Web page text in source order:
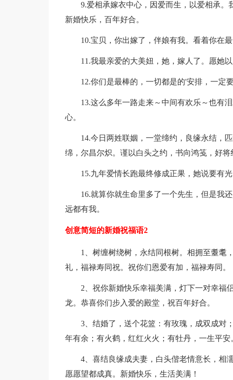
9.爱相承嫁衣中心，因爱而生，以爱相承
新婚快乐，百年好合。
10.宝贝，你出嫁了，伴娘有我。看着你在
11.我最亲爱的大美妞，她，嫁人了。愿她
12.你们是最棒的，一切都是的'安排，一定
13.这么多年一路走来～中间有欢乐～也有
心。
14.今日两姓联姻，一堂缔约，良缘永结，
绵，尔昌尔炽。谨以白头之约，书向鸿笺，好将
15.九年爱情长跑最终修成正果，她说要有
16.就算你就生命里多了一个先生，但是我
远都有我。
创意简短的新婚祝福语2
1、树缠树绕树，永结同根树。相拥至耋耄
礼，福禄寿同祝。祝你们恩爱有加，福禄寿同。
2、祝你新婚快乐幸福美满，灯下一对幸福
龙。恭喜你们步入爱的殿堂，祝百年好合。
3、结婚了，送个花篮：有玫瑰，成双成对
年有余；有火鹤，红红火火；有牡丹，一生平安
4、喜结良缘成夫妻，白头偕老情意长，相
愿愿望都成真。新婚快乐，生活美满！